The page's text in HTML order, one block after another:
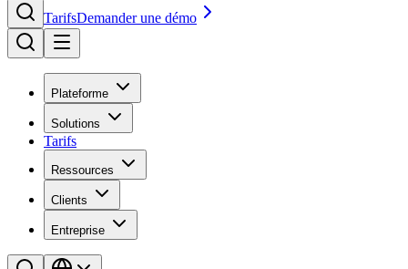
TarifsDemander une démo
Plateforme
Solutions
Tarifs
Ressources
Clients
Entreprise